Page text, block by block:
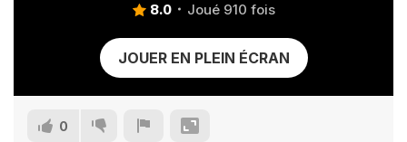
8.0 Joué 910 fois
JOUER EN PLEIN ÉCRAN
0